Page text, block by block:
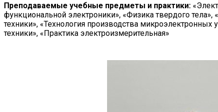
Преподаваемые учебные предметы и практики:
функциональной электроники», «Физика твердого
техники», «Технология производства микроэлектронных
техники», «Практика электроизмерительная»